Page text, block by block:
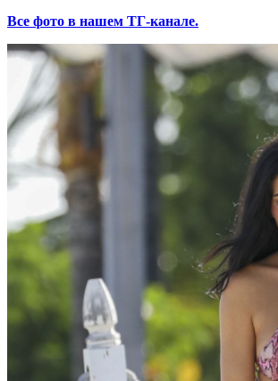
Все фото в нашем ТГ-канале.